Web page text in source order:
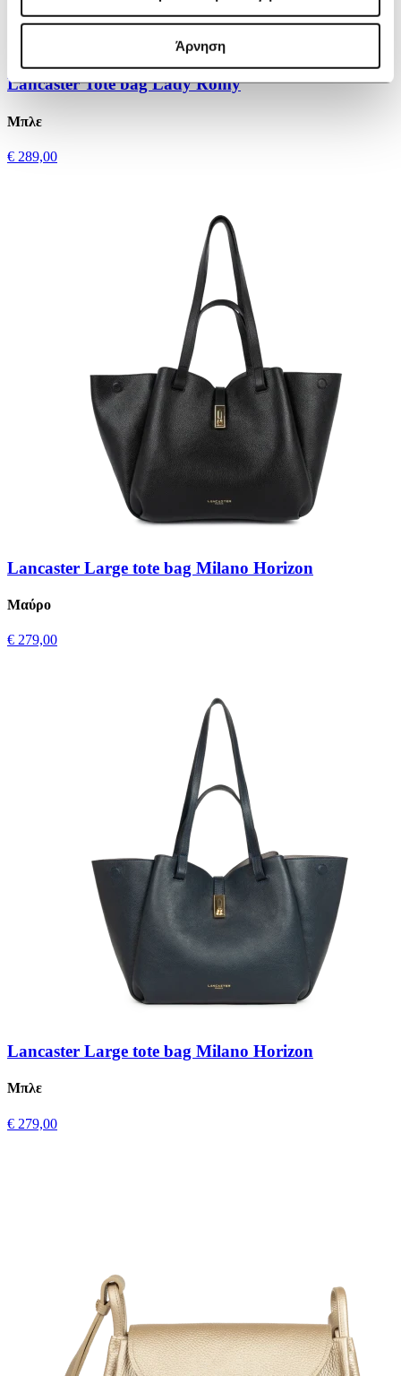
Άρνηση
Lancaster Tote bag Lady Romy
Μπλε
€ 289,00
Lancaster Large tote bag Milano Horizon
Μαύρο
€ 279,00
Lancaster Large tote bag Milano Horizon
Μπλε
€ 279,00